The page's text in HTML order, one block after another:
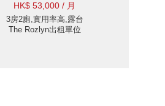
HK$ 53,000 / 月
3房2廁,實用率高,露台
The Rozlyn出租單位